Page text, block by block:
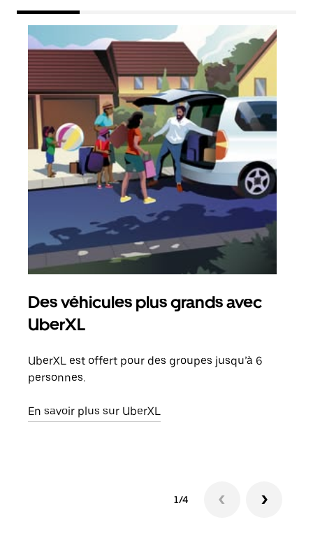
Des véhicules plus grands avec
UberXL
UberXL est offert pour des groupes jusqu’à 6
personnes.
En savoir plus sur UberXL
1/4